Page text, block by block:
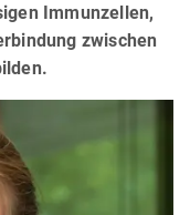
Immunzellen,
zwischen